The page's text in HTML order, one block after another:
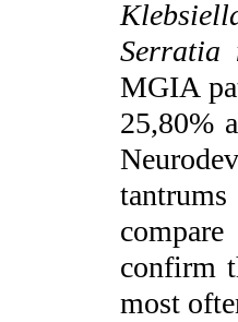
Serratia
MGIA
25,80%
confirm
most